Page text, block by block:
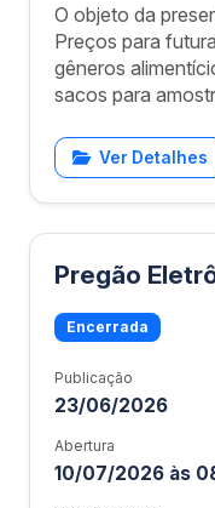
O objeto da
Preços para
gêneros
sacos para
Ver Detalhes
Pregão
Encerrada
Publicação
23/06/2026
Abertura
10/07/2026 às